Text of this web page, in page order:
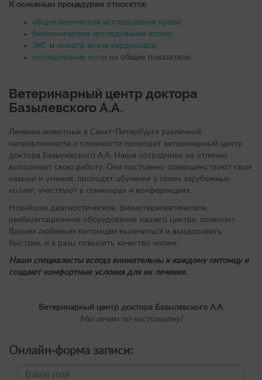
К основным процедурам относятся:
общеклиническое исследование крови;
биохимическое исследование крови;
ЭКГ
и осмотр врача-кардиолога;
исследование мочи на общие показатели.
Ветеринарный центр доктора
Базылевского А.А.
Лечение животных в Санкт-Петербурге различной
направленности и сложности проводит ветеринарный центр
доктора Базылевского А.А. Наши сотрудники на отлично
выполняют свою работу. Они постоянно совершенствуют свои
навыки и умения, проходят обучения у своих зарубежных
коллег, участвуют в семинарах и конференциях.
Новейшее диагностическое, физиотерапевтическое,
реабилитационное оборудование нашего центра, позволит
Вашим любимым питомцам вылечиться и выздороветь
быстрее, и в разы повысить качество жизни.
Наши специалисты всегда внимательны к каждому питомцу и
создают комфортные условия для их лечения.
Ветеринарный центр доктора Базылевского А.А.
Мы лечим по-настоящему!
Онлайн-форма записи: